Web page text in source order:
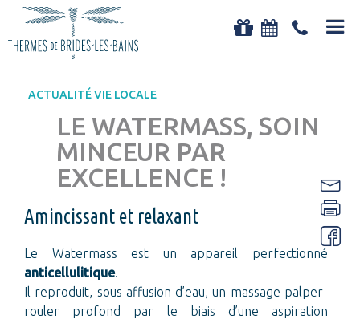
principal
Les cures thermales conventionnées
Les mini-cures (sans prescription médicale)
Les programmes santé
Séjours
Soins Beauté & MédiSpa (23/03 au 31/10/2026)
Entrées Spa
Soins à la carte
RETOUR
ACTUALITÉ VIE LOCALE
LE WATERMASS, SOIN
MINCEUR PAR
EXCELLENCE !
Amincissant et relaxant
Le Watermass est un appareil perfectionné
anticellulitique.
Il reproduit, sous affusion d’eau, un massage palper-
rouler profond par le biais d’une aspiration